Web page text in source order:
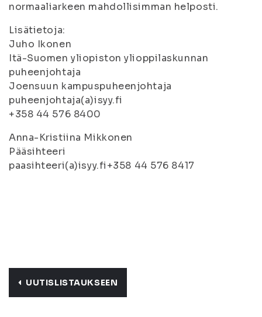
normaaliarkeen mahdollisimman helposti.
Lisätietoja:
Juho Ikonen
Itä-Suomen yliopiston ylioppilaskunnan
puheenjohtaja
Joensuun kampuspuheenjohtaja
puheenjohtaja(a)isyy.fi
+358 44 576 8400
Anna-Kristiina Mikkonen
Pääsihteeri
paasihteeri(a)isyy.fi+358 44 576 8417
UUTISLISTAUKSEEN